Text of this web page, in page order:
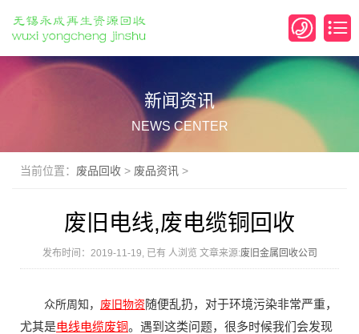
新闻资讯
NEWS CENTER
当前位置： 废品回收 > 废品资讯 >
废旧电线,废电缆铜回收
发布时间：2019-11-19, 已有 人浏览 文章来源:废旧金属回收公司
众所周知， 废旧物资随便乱扔，对于环境污染非常严重，
尤其是电线电缆废铜。遇到这类问题，很多时候我们会发现